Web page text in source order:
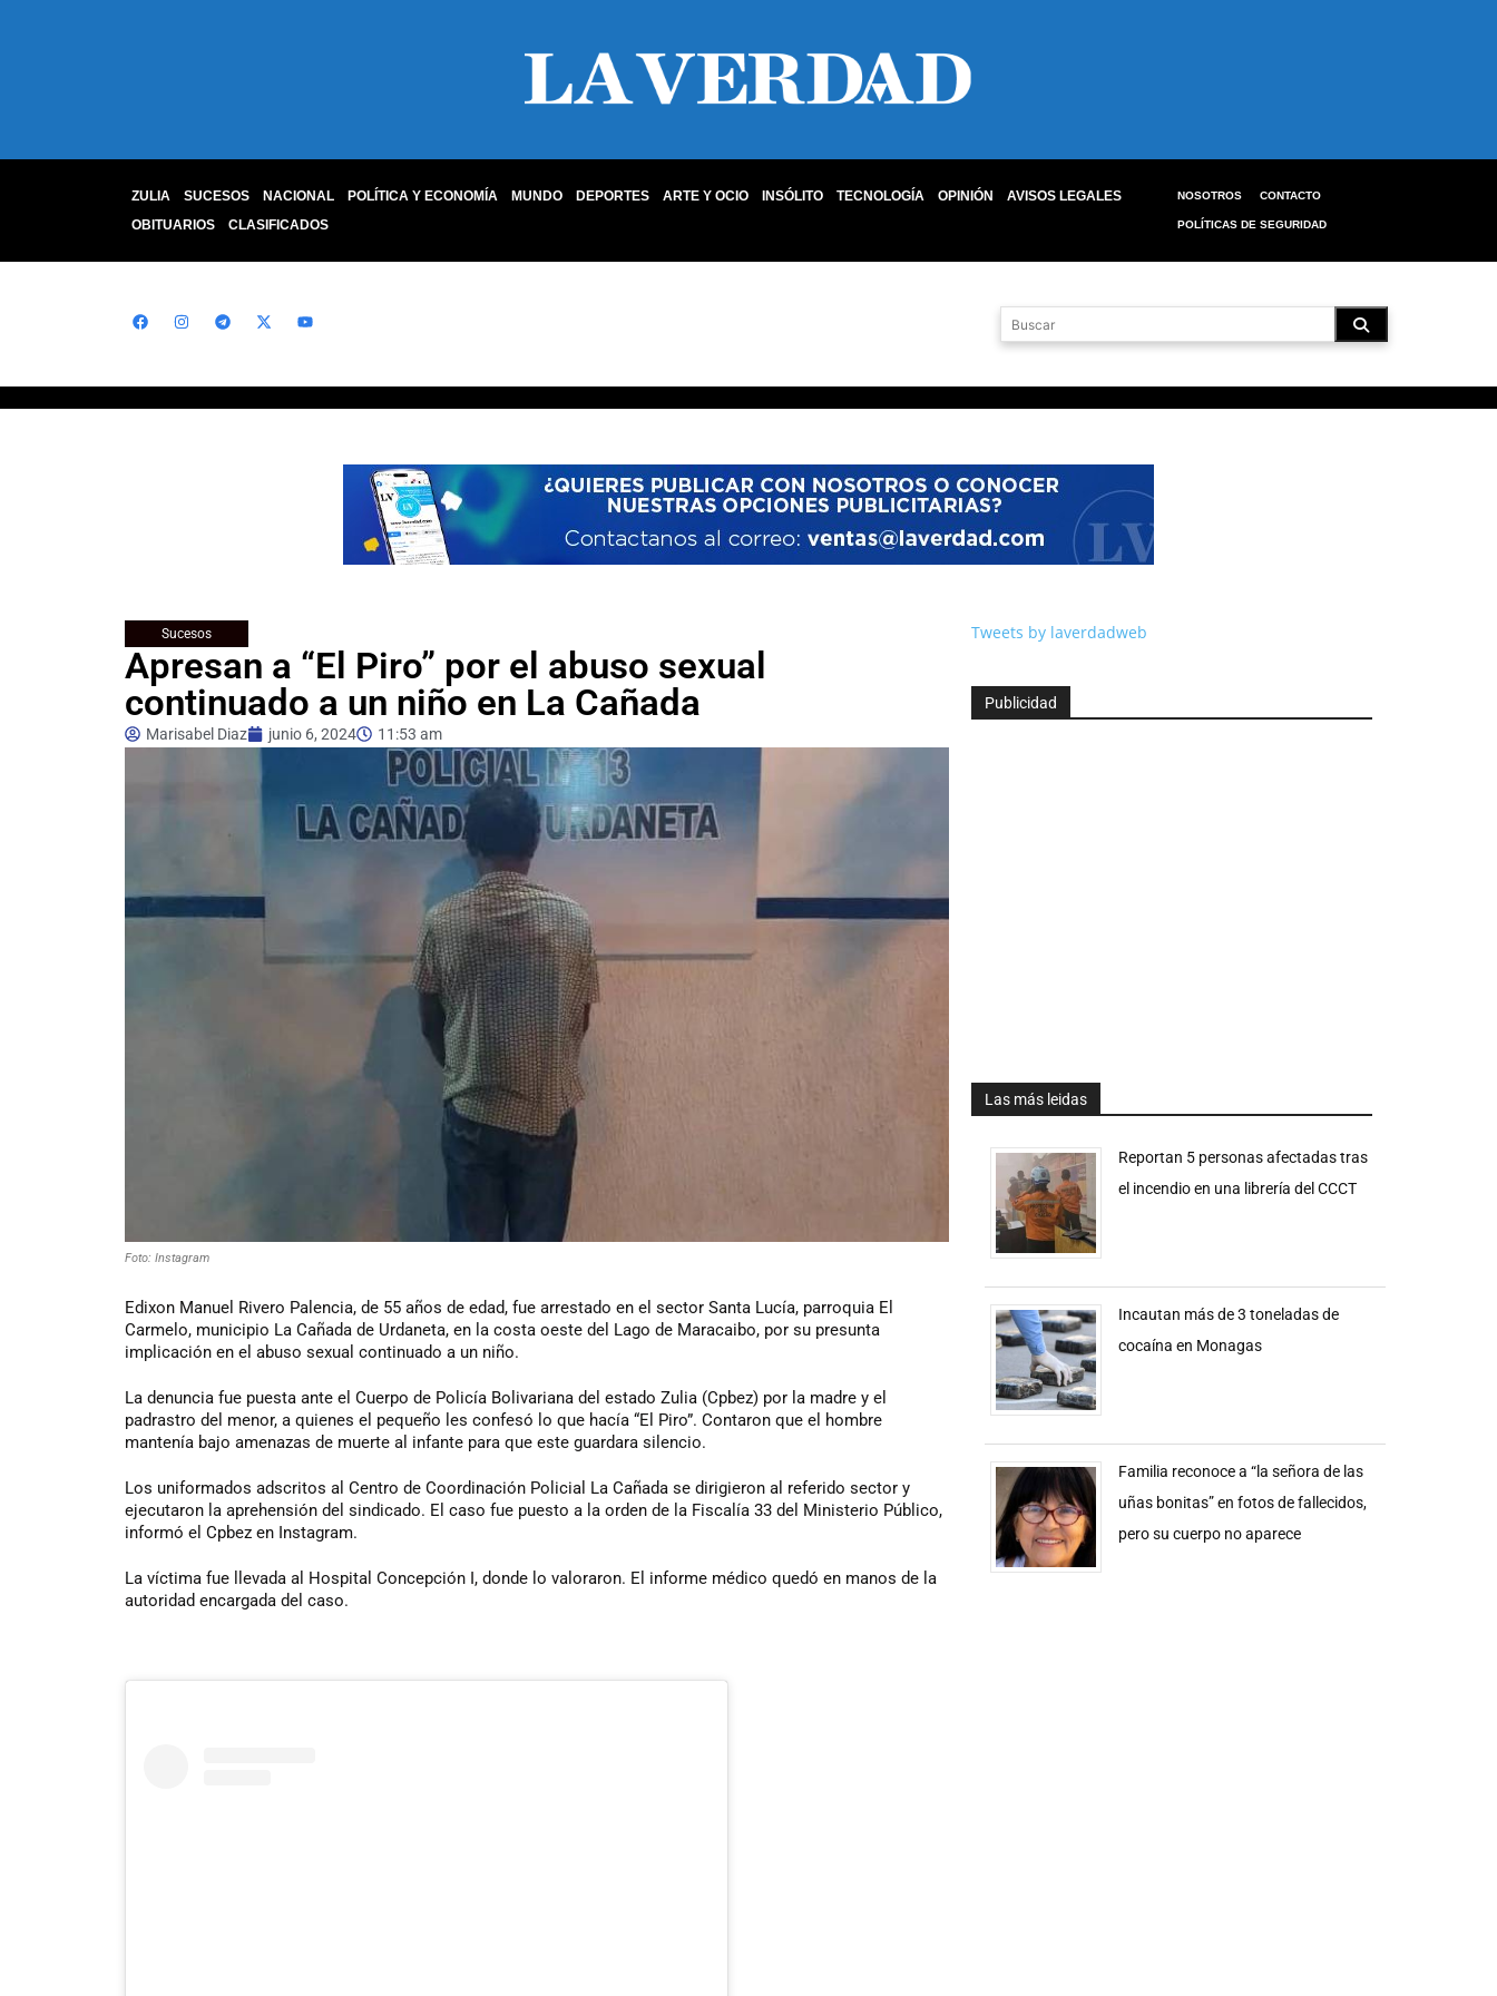
ZULIA SUCESOS NACIONAL POLÍTICA Y ECONOMÍA MUNDO DEPORTES ARTE Y OCIO INSÓLITO TECNOLOGÍA OPINIÓN
AVISOS LEGALES
OBITUARIOS
CLASIFICADOS
NOSOTROS CONTACTO
POLÍTICAS DE SEGURIDAD
Sucesos
Apresan a “El Piro” por el abuso sexual
continuado a un niño en La Cañada
Marisabel Diaz junio 6, 2024 11:53 am
Foto: Instagram
Edixon Manuel Rivero Palencia, de 55 años de edad, fue arrestado en el sector Santa Lucía, parroquia El
Carmelo, municipio La Cañada de Urdaneta, en la costa oeste del Lago de Maracaibo, por su presunta
implicación en el abuso sexual continuado a un niño.
La denuncia fue puesta ante el Cuerpo de Policía Bolivariana del estado Zulia (Cpbez) por la madre y el
padrastro del menor, a quienes el pequeño les confesó lo que hacía “El Piro”. Contaron que el hombre
mantenía bajo amenazas de muerte al infante para que este guardara silencio.
Los uniformados adscritos al Centro de Coordinación Policial La Cañada se dirigieron al referido sector y
ejecutaron la aprehensión del sindicado. El caso fue puesto a la orden de la Fiscalía 33 del Ministerio Público,
informó el Cpbez en Instagram.
La víctima fue llevada al Hospital Concepción I, donde lo valoraron. El informe médico quedó en manos de la
autoridad encargada del caso.
Tweets by laverdadweb
Publicidad
Las más leidas
Reportan 5 personas afectadas tras
el incendio en una librería del CCCT
Incautan más de 3 toneladas de
cocaína en Monagas
Familia reconoce a “la señora de las
uñas bonitas” en fotos de fallecidos,
pero su cuerpo no aparece